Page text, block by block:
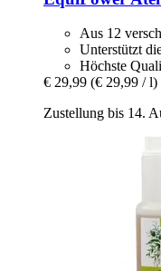
Aus 12
Unterstützt
Höchste
€ 29,99 (€ 29,99 / l)
Zustellung bis 14.